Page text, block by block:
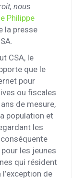
nous
Philippe
la presse
CSA, le
que le
pour
ou fiscales
de mesure,
population et
les
les jeunes
qui résident
de